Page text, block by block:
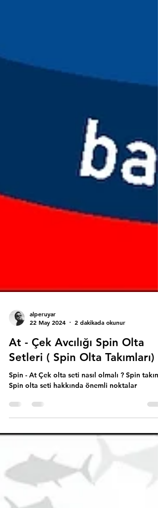
alperuyar
22 May 2024
2 dakikada okunur
At - Çek Avcılığı Spin Olta
Setleri ( Spin Olta Takımları)
Spin - At Çek olta seti nasıl olmalı ? Spin
Spin olta seti hakkında önemli noktalar